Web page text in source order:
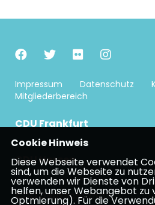
Impressum Datenschutz
Mitgliederbereich
CDU Frankfurt
CDU Hessen
CDU Deutschlands
Cookie Hinweis
Diese Webseite verwendet
sind, um die Webseite zu
verwenden wir Dienste von
helfen, unser Webangebot
Optmierung). Für die